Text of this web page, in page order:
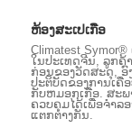
ຫ້ອງສະເປເກືອ
Climatest
ໃນປະເທດຈີນ, ລູກຄ້
ກ່ອນຂອງວັດສະດຸ, ອົ
ປະຕິບັດຂອງການເຄື
ກັບຫມອກເກືອ. ສະ
ຄວບຄຸມໄດ້ເພື່ອຈໍາລ
ແຕກຕ່າງກັນ.